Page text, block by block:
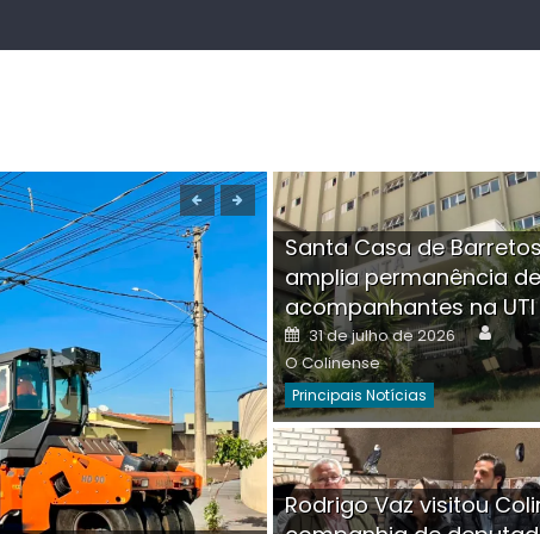
Boutique na Av.
invadida por
Santa Casa de
amplia permanência de
acompanhantes na UTI
Posted
on
31 de julho de 2026
O Colinense
Principais Notícias
Rodrigo Vaz visitou